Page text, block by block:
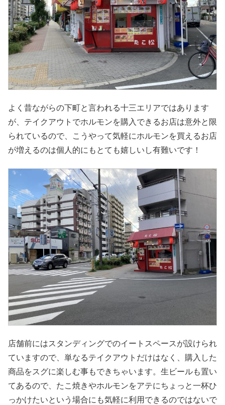
よく昔ながらの下町と言われる十三エリアではあります
が、テイクアウトでホルモンを購入できるお店は意外と限
られているので、こうやって気軽にホルモンを買えるお店
が増えるのは個人的にもとても嬉しいし有難いです！
店舗前にはスタンディングでのイートスペースが設けられ
ていますので、単なるテイクアウトだけはなく、購入した
商品をスグに楽しむ事もできちゃいます。生ビールも置い
てあるので、たこ焼きやホルモンをアテにちょっと一杯ひ
っかけたいという場合にも気軽に利用できるのではないで